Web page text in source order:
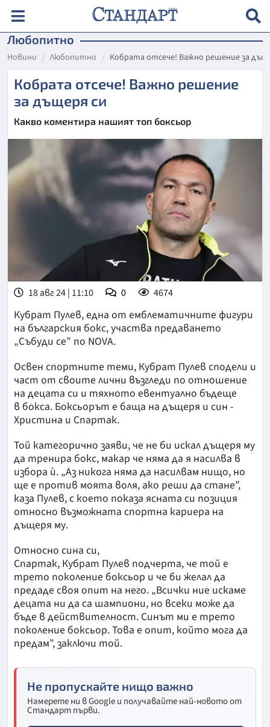
Любопитно
Новини Любопитно Кобрата отсече! Важно решение за
Кобрата отсече! Важно решение
за дъщеря си
Какво коментира нашият топ боксьор
18 авг 24 | 11:10 0 4674
Кубрат Пулев, една от емблематичните фигури
на българския бокс, участва предаването
„Събуди се” по NOVA.
Освен спортните теми, Кубрат Пулев сподели и
част от своите лични възгледи по отношение
на децата си и тяхното евентуално бъдеще
в бокса. Боксьорът е баща на дъщеря и син -
Христина и Спартак.
Той категорично заяви, че не би искал дъщеря му
да тренира бокс, макар че няма да я насилва в
избора ѝ. „Аз никога няма да насилвам нищо, но
ще е против моята воля, ако реши да стане”,
каза Пулев, с което показа ясната си позиция
относно възможната спортна кариера на
дъщеря му.
Относно сина си,
Спартак, Кубрат Пулев подчерта, че той е
трето поколение боксьор и че би желал да
предаде своя опит на него. „Всички ние искаме
децата ни да са шампиони, но всеки може да
бъде в действителност. Синът ми е трето
поколение боксьор. Това е опит, който мога да
предам”, заключи той.
Не пропускайте нищо важно
Намерете ни в Google и получавайте най-новото от
Стандарт първи.